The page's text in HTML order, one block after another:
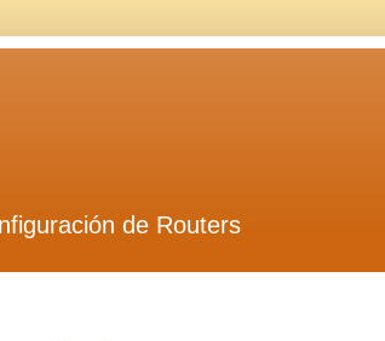
de Routers